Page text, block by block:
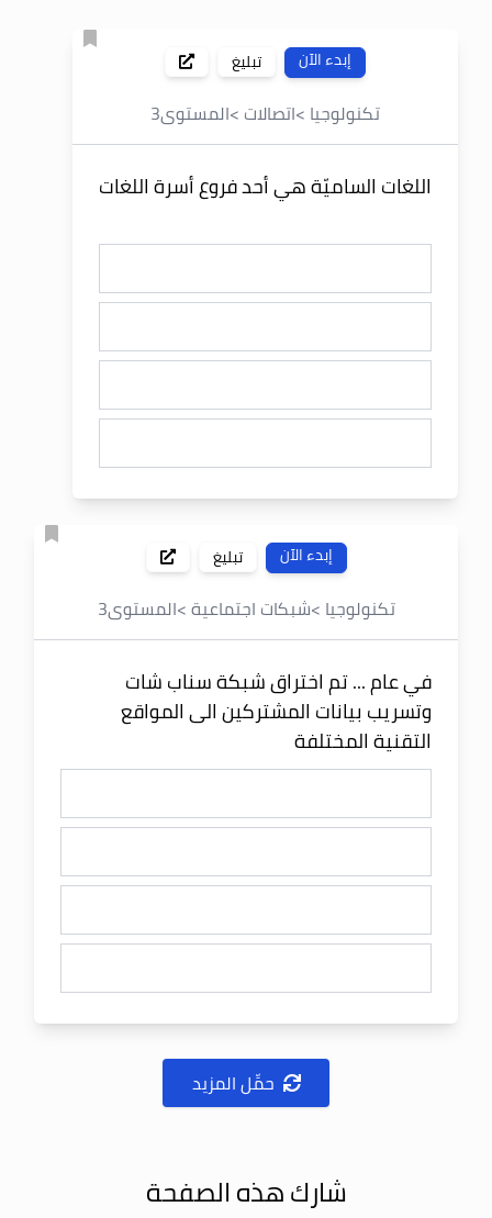
إبدء الآن تبليغ
تكنولوجيا >اتصالات >المستوى3
اللغات الساميّة هي أحد فروع أسرة اللغات
إبدء الآن تبليغ
تكنولوجيا >شبكات اجتماعية>المستوى3
في عام ... تم اختراق شبكة سناب شات
وتسريب بيانات المشتركين الى المواقع
التقنية المختلفة
حمِّل المزيد
شارك هذه الصفحة